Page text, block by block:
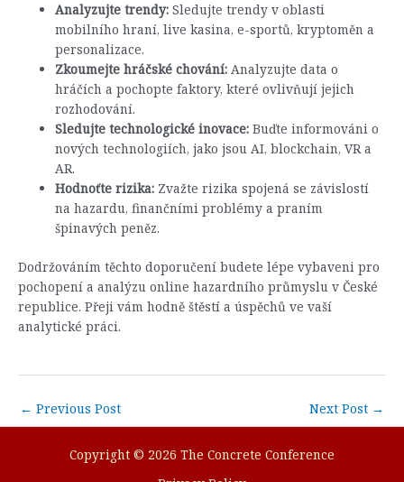
Analyzujte trendy: Sledujte trendy v oblasti
mobilního hraní, live kasina, e-sportů, kryptoměn a
personalizace.
Zkoumejte hráčské chování: Analyzujte data o
hráčích a pochopte faktory, které ovlivňují jejich
rozhodování.
Sledujte technologické inovace: Buďte informováni o
nových technologiích, jako jsou AI, blockchain, VR a
AR.
Hodnoťte rizika: Zvažte rizika spojená se závislostí
na hazardu, finančními problémy a praním
špinavých peněz.
Dodržováním těchto doporučení budete lépe vybaveni pro
pochopení a analýzu online hazardního průmyslu v České
republice. Přeji vám hodně štěstí a úspěchů ve vaší
analytické práci.
Post
navigation
← Previous Post Next Post →
Copyright © 2026 The Concrete Conference